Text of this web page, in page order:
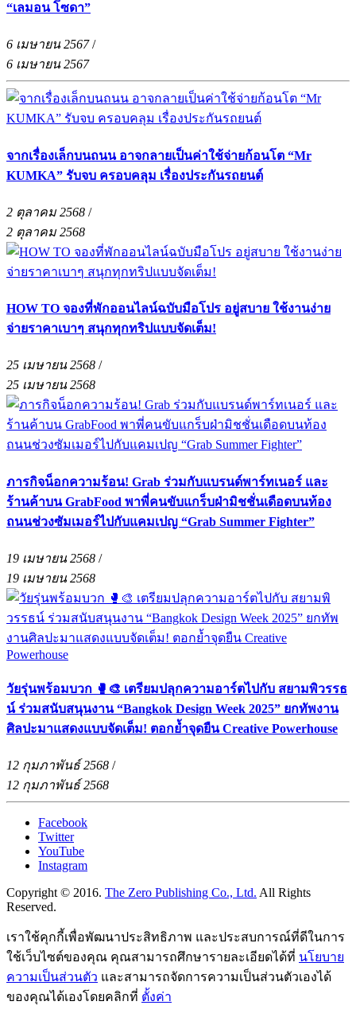
“เลมอน โซดา”
6 เมษายน 2567/
6 เมษายน 2567
จากเรื่องเล็กบนถนน อาจกลายเป็นค่าใช้จ่ายก้อนโต “Mr
KUMKA” รับจบ ครอบคลุม เรื่องประกันรถยนต์
2 ตุลาคม 2568 /
2 ตุลาคม 2568
HOW TO จองที่พักออนไลน์ฉบับมือโปร อยู่สบาย ใช้งานง่าย
จ่ายราคาเบาๆ สนุกทุกทริปแบบจัดเต็ม!
25 เมษายน 2568 /
25 เมษายน 2568
ภารกิจน็อกความร้อน! Grab ร่วมกับแบรนด์พาร์ทเนอร์ และ
ร้านค้าบน GrabFood พาพี่คนขับแกร็บฝ่ามิชชั่นเดือดบนท้อง
ถนนช่วงซัมเมอร์ไปกับแคมเปญ “Grab Summer Fighter”
19 เมษายน 2568 /
19 เมษายน 2568
วัยรุ่นพร้อมบวก 🥊🎨 เตรียมปลุกความอาร์ตไปกับ สยามพิวรรธ
น์ ร่วมสนับสนุนงาน “Bangkok Design Week 2025” ยกทัพงาน
ศิลปะมาแสดงแบบจัดเต็ม! ตอกย้ำจุดยืน Creative Powerhouse
12 กุมภาพันธ์ 2568 /
12 กุมภาพันธ์ 2568
Facebook
Twitter
YouTube
Instagram
Copyright © 2016. The Zero Publishing Co., Ltd. All Rights
Reserved.
เราใช้คุกกี้เพื่อพัฒนาประสิทธิภาพ และประสบการณ์ที่ดีในการ
ใช้เว็บไซต์ของคุณ คุณสามารถศึกษารายละเอียดได้ที่ นโยบาย
ความเป็นส่วนตัว และสามารถจัดการความเป็นส่วนตัวเองได้
ของคุณได้เองโดยคลิกที่ ตั้งค่า